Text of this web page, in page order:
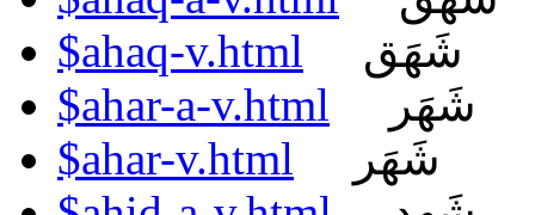
$ahaq-v.html
شَهَق
$ahar-a-v.html
شَهَر
$ahar-v.html
شَهَر